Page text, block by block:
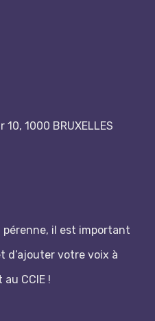
1000 BRUXELLES
il est important
d’ajouter votre voix à
CCIE !